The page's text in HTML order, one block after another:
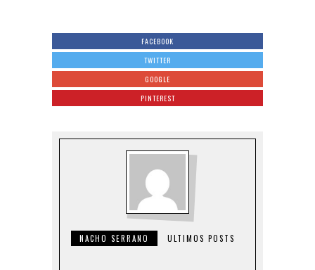
FACEBOOK
TWITTER
GOOGLE
PINTEREST
NACHO SERRANO ULTIMOS POSTS